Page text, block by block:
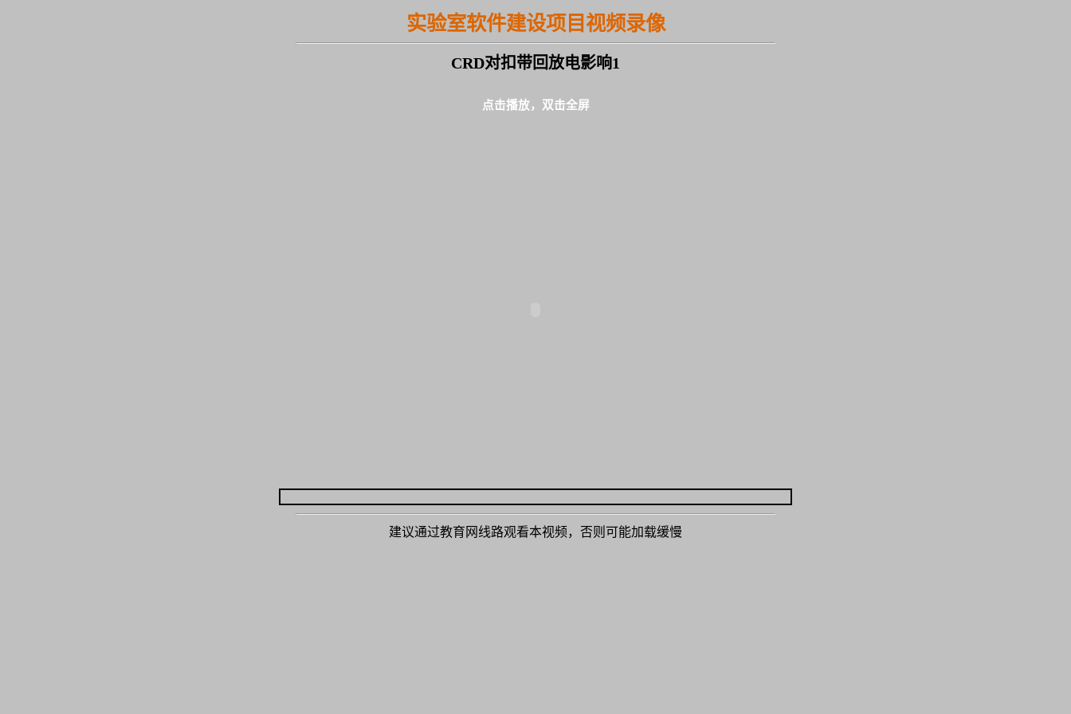
实验室软件建设项目视频录像
CRD对扣带回放电影响1
点击播放，双击全屏
建议通过教育网线路观看本视频，否则可能加载缓慢